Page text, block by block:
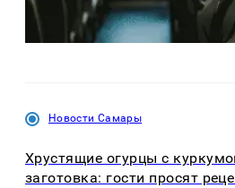
Новости Самары
Хрустящие огурцы с
заготовка: гости просят